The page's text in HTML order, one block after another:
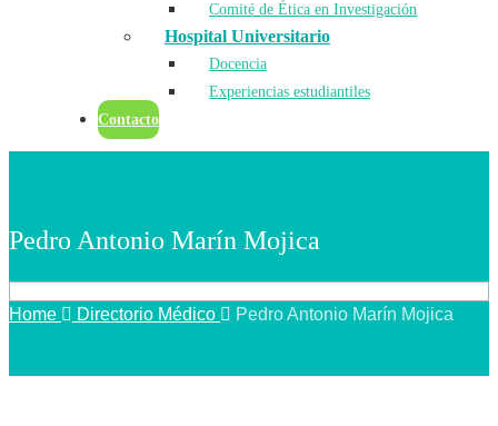
Comité de Ética en Investigación
Hospital Universitario
Docencia
Experiencias estudiantiles
Contacto
Pedro Antonio Marín Mojica
Home Directorio Médico Pedro Antonio Marín Mojica